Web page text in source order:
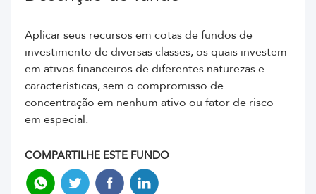
Aplicar seus recursos em cotas de fundos de
investimento de diversas classes, os quais investem
em ativos financeiros de diferentes naturezas e
características, sem o compromisso de
concentração em nenhum ativo ou fator de risco
em especial.
COMPARTILHE ESTE FUNDO